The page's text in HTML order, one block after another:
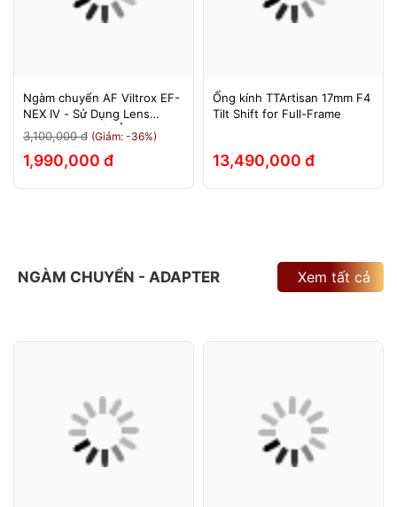
Ngàm chuyển AF Viltrox EF-
NEX IV - Sử Dụng Lens
Canon Trên Máy Ảnh Sony
E-Mount - Bảo Hành 12
Tháng.
3,100,000 đ (Giảm: -36%)
1,990,000 đ
Ống kính TTArtisan 17mm F4
Tilt Shift for Full-Frame
13,490,000 đ
NGÀM CHUYỂN - ADAPTER Xem tất cả